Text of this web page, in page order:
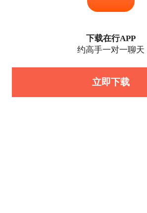
下载在行APP
约高手一对一聊天
立即下载